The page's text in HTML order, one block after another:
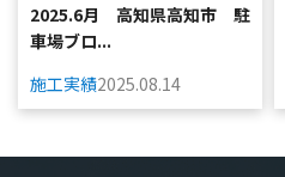
2025.6月 高知県高知市 駐
車場ブロ...
施工実績2025.08.14